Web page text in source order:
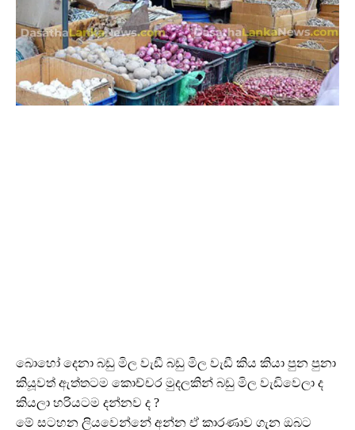
බොහෝ දෙනා බඩු මිල වැඩී බඩු මිල වැඩී කිය කියා පුන පුනා
කියූවත් ඇත්තටම කොච්චර මුදලකින් බඩු මිල වැඩිවෙලා ද
කියලා හරියටම දන්නව ද ?
මේ සටහන ලියවෙන්නේ අන්න ඒ කාරණාව ගැන ඔබට